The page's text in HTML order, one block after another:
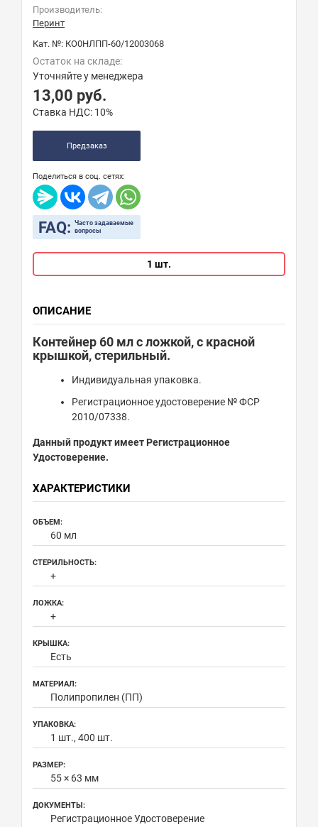
Производитель:
Перинт
Кат. №: КО0НЛПП-60/12003068
Остаток на складе:
Уточняйте у менеджера
13,00 руб.
Ставка НДС: 10%
Предзаказ
Поделиться в соц. сетях:
FAQ: Часто задаваемые
вопросы
1 шт.
ОПИСАНИЕ
Контейнер 60 мл с ложкой, с красной
крышкой, стерильный.
Индивидуальная упаковка.
Регистрационное удостоверение № ФСР
2010/07338.
Данный продукт имеет Регистрационное
Удостоверение.
ХАРАКТЕРИСТИКИ
ОБЪЕМ:
60 мл
СТЕРИЛЬНОСТЬ:
+
ЛОЖКА:
+
КРЫШКА:
Есть
МАТЕРИАЛ:
Полипропилен (ПП)
УПАКОВКА:
1 шт., 400 шт.
РАЗМЕР:
55 × 63 мм
ДОКУМЕНТЫ:
Регистрационное Удостоверение